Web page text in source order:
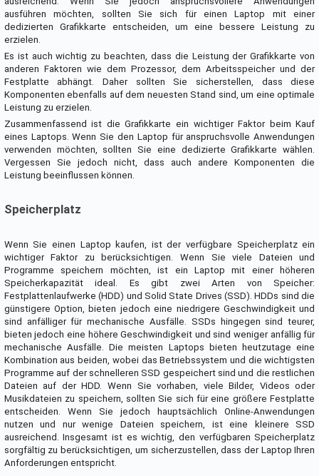
ausführen möchten, sollten Sie sich für einen Laptop mit einer
dedizierten Grafikkarte entscheiden, um eine bessere Leistung zu
erzielen.
Es ist auch wichtig zu beachten, dass die Leistung der Grafikkarte von
anderen Faktoren wie dem Prozessor, dem Arbeitsspeicher und der
Festplatte abhängt. Daher sollten Sie sicherstellen, dass diese
Komponenten ebenfalls auf dem neuesten Stand sind, um eine optimale
Leistung zu erzielen.
Zusammenfassend ist die Grafikkarte ein wichtiger Faktor beim Kauf
eines Laptops. Wenn Sie den Laptop für anspruchsvolle Anwendungen
verwenden möchten, sollten Sie eine dedizierte Grafikkarte wählen.
Vergessen Sie jedoch nicht, dass auch andere Komponenten die
Leistung beeinflussen können.
Speicherplatz
Wenn Sie einen Laptop kaufen, ist der verfügbare Speicherplatz ein
wichtiger Faktor zu berücksichtigen. Wenn Sie viele Dateien und
Programme speichern möchten, ist ein Laptop mit einer höheren
Speicherkapazität ideal. Es gibt zwei Arten von Speicher:
Festplattenlaufwerke (HDD) und Solid State Drives (SSD). HDDs sind die
günstigere Option, bieten jedoch eine niedrigere Geschwindigkeit und
sind anfälliger für mechanische Ausfälle. SSDs hingegen sind teurer,
bieten jedoch eine höhere Geschwindigkeit und sind weniger anfällig für
mechanische Ausfälle. Die meisten Laptops bieten heutzutage eine
Kombination aus beiden, wobei das Betriebssystem und die wichtigsten
Programme auf der schnelleren SSD gespeichert sind und die restlichen
Dateien auf der HDD. Wenn Sie vorhaben, viele Bilder, Videos oder
Musikdateien zu speichern, sollten Sie sich für eine größere Festplatte
entscheiden. Wenn Sie jedoch hauptsächlich Online-Anwendungen
nutzen und nur wenige Dateien speichern, ist eine kleinere SSD
ausreichend. Insgesamt ist es wichtig, den verfügbaren Speicherplatz
sorgfältig zu berücksichtigen, um sicherzustellen, dass der Laptop Ihren
Anforderungen entspricht.